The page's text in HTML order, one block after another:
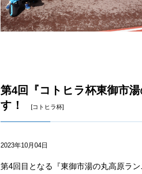
第4回『コトヒラ杯東御市
す！
[コトヒラ杯]
2023年10月04日
第4回目となる『東御市湯の丸高原ラ